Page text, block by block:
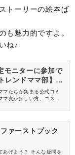
トーリーの絵本ば
も魅力的ですよ。
ね♪
モニターに参加で
レンドママ部】部
たちが集まる公式コミ
友がほしい方、コスメサ
ァーストブック
あげよう？ そんな疑問を